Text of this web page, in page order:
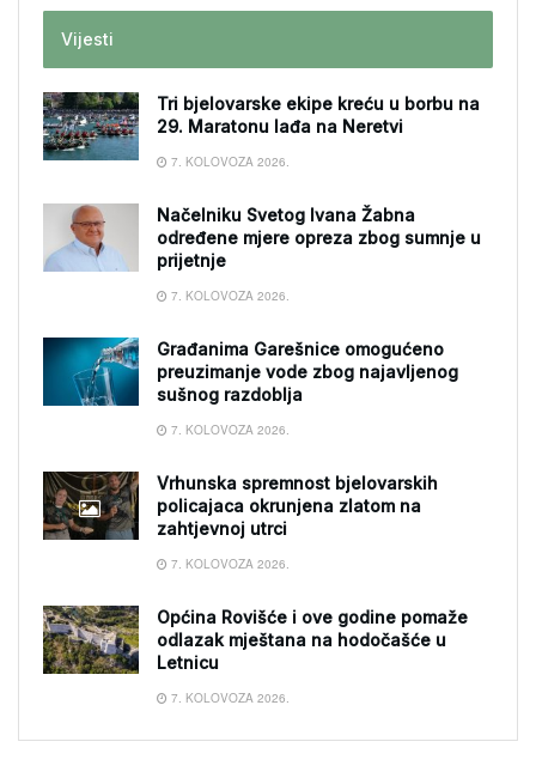
Vijesti
Tri bjelovarske ekipe kreću u borbu na
29. Maratonu lađa na Neretvi
7. KOLOVOZA 2026.
Načelniku Svetog Ivana Žabna
određene mjere opreza zbog sumnje u
prijetnje
7. KOLOVOZA 2026.
Građanima Garešnice omogućeno
preuzimanje vode zbog najavljenog
sušnog razdoblja
7. KOLOVOZA 2026.
Vrhunska spremnost bjelovarskih
policajaca okrunjena zlatom na
zahtjevnoj utrci
7. KOLOVOZA 2026.
Općina Rovišće i ove godine pomaže
odlazak mještana na hodočašće u
Letnicu
7. KOLOVOZA 2026.